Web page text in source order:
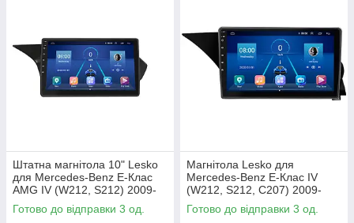
Штатна магнітола 10" Lesko
для Mercedes-Benz E-Клас
AMG IV (W212, S212) 2009-
2013 2/32Gb 4G Wi-Fi GPS
Top
Готово до відправки 3 од.
Магнітола Lesko для
Mercedes-Benz E-Клас IV
(W212, S212, C207) 2009-
2013 екран 9" 2/32Gb 4G Wi-
Fi GPS Top
Готово до відправки 3 од.